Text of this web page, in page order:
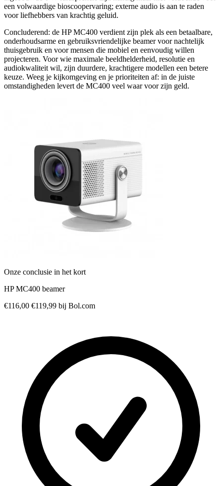
een volwaardige bioscoopervaring; externe audio is aan te raden
voor liefhebbers van krachtig geluid.
Concluderend: de HP MC400 verdient zijn plek als een betaalbare,
onderhoudsarme en gebruiksvriendelijke beamer voor nachtelijk
thuisgebruik en voor mensen die mobiel en eenvoudig willen
projecteren. Voor wie maximale beeldhelderheid, resolutie en
audiokwaliteit wil, zijn duurdere, krachtigere modellen een betere
keuze. Weeg je kijkomgeving en je prioriteiten af: in de juiste
omstandigheden levert de MC400 veel waar voor zijn geld.
Onze conclusie in het kort
HP MC400 beamer
€116,00 €119,99 bij Bol.com